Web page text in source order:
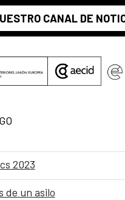
CANAL DE
2023
de un asilo